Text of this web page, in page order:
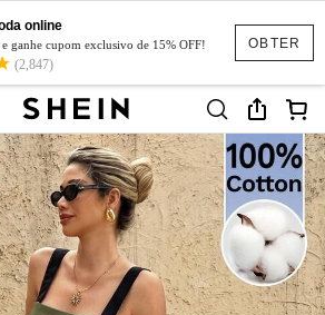
OBTER
online
ganhe cupom exclusivo de 15% OFF!
(2,847)